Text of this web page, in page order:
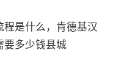
程是什么，肯德基汉
要多少钱县城